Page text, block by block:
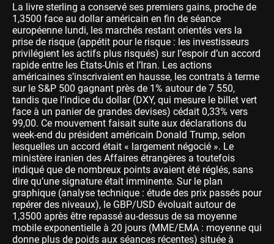
La livre sterling a conservé ses premiers gains, proche de
1,3500 face au dollar américain en fin de séance
européenne lundi, les marchés restant orientés vers la
prise de risque (appétit pour le risque : les investisseurs
privilégient les actifs plus risqués) sur l’espoir d’un accord
rapide entre les États-Unis et l’Iran. Les actions
américaines s’inscrivaient en hausse, les contrats à terme
sur le S&P 500 gagnant près de 1% autour de 7 550,
tandis que l’indice du dollar (DXY, qui mesure le billet vert
face à un panier de grandes devises) cédait 0,33% vers
99,00. Ce mouvement faisait suite aux déclarations du
week-end du président américain Donald Trump, selon
lesquelles un accord était « largement négocié ». Le
ministère iranien des Affaires étrangères a toutefois
indiqué que de nombreux points avaient été réglés, sans
dire qu’une signature était imminente. Sur le plan
graphique (analyse technique : étude des prix passés pour
repérer des niveaux), le GBP/USD évoluait autour de
1,3500 après être repassé au-dessus de sa moyenne
mobile exponentielle à 20 jours (MME/EMA : moyenne qui
donne plus de poids aux séances récentes) située à